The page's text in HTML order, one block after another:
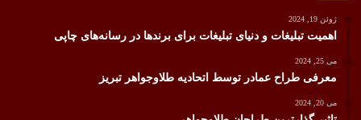
ژوئن 19, 2024
اهمیت تبلیغات و دنیای تبلیغات برای برندها در رسانه‌های چاپی
می 25, 2024
معرفی طراح عمادر توسط اتحادیه طلاوجواهر تبریز
می 20, 2024